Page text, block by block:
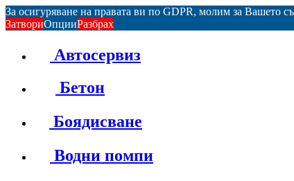
За осигуряване на правата ви по GDPR, молим за Вашето
ЗатвориОпцииРазбрах
Автосервиз
Бетон
Боядисване
Водни помпи